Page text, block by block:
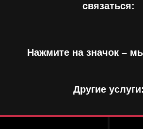
связаться:
Нажмите на значок –
Другие услуги: